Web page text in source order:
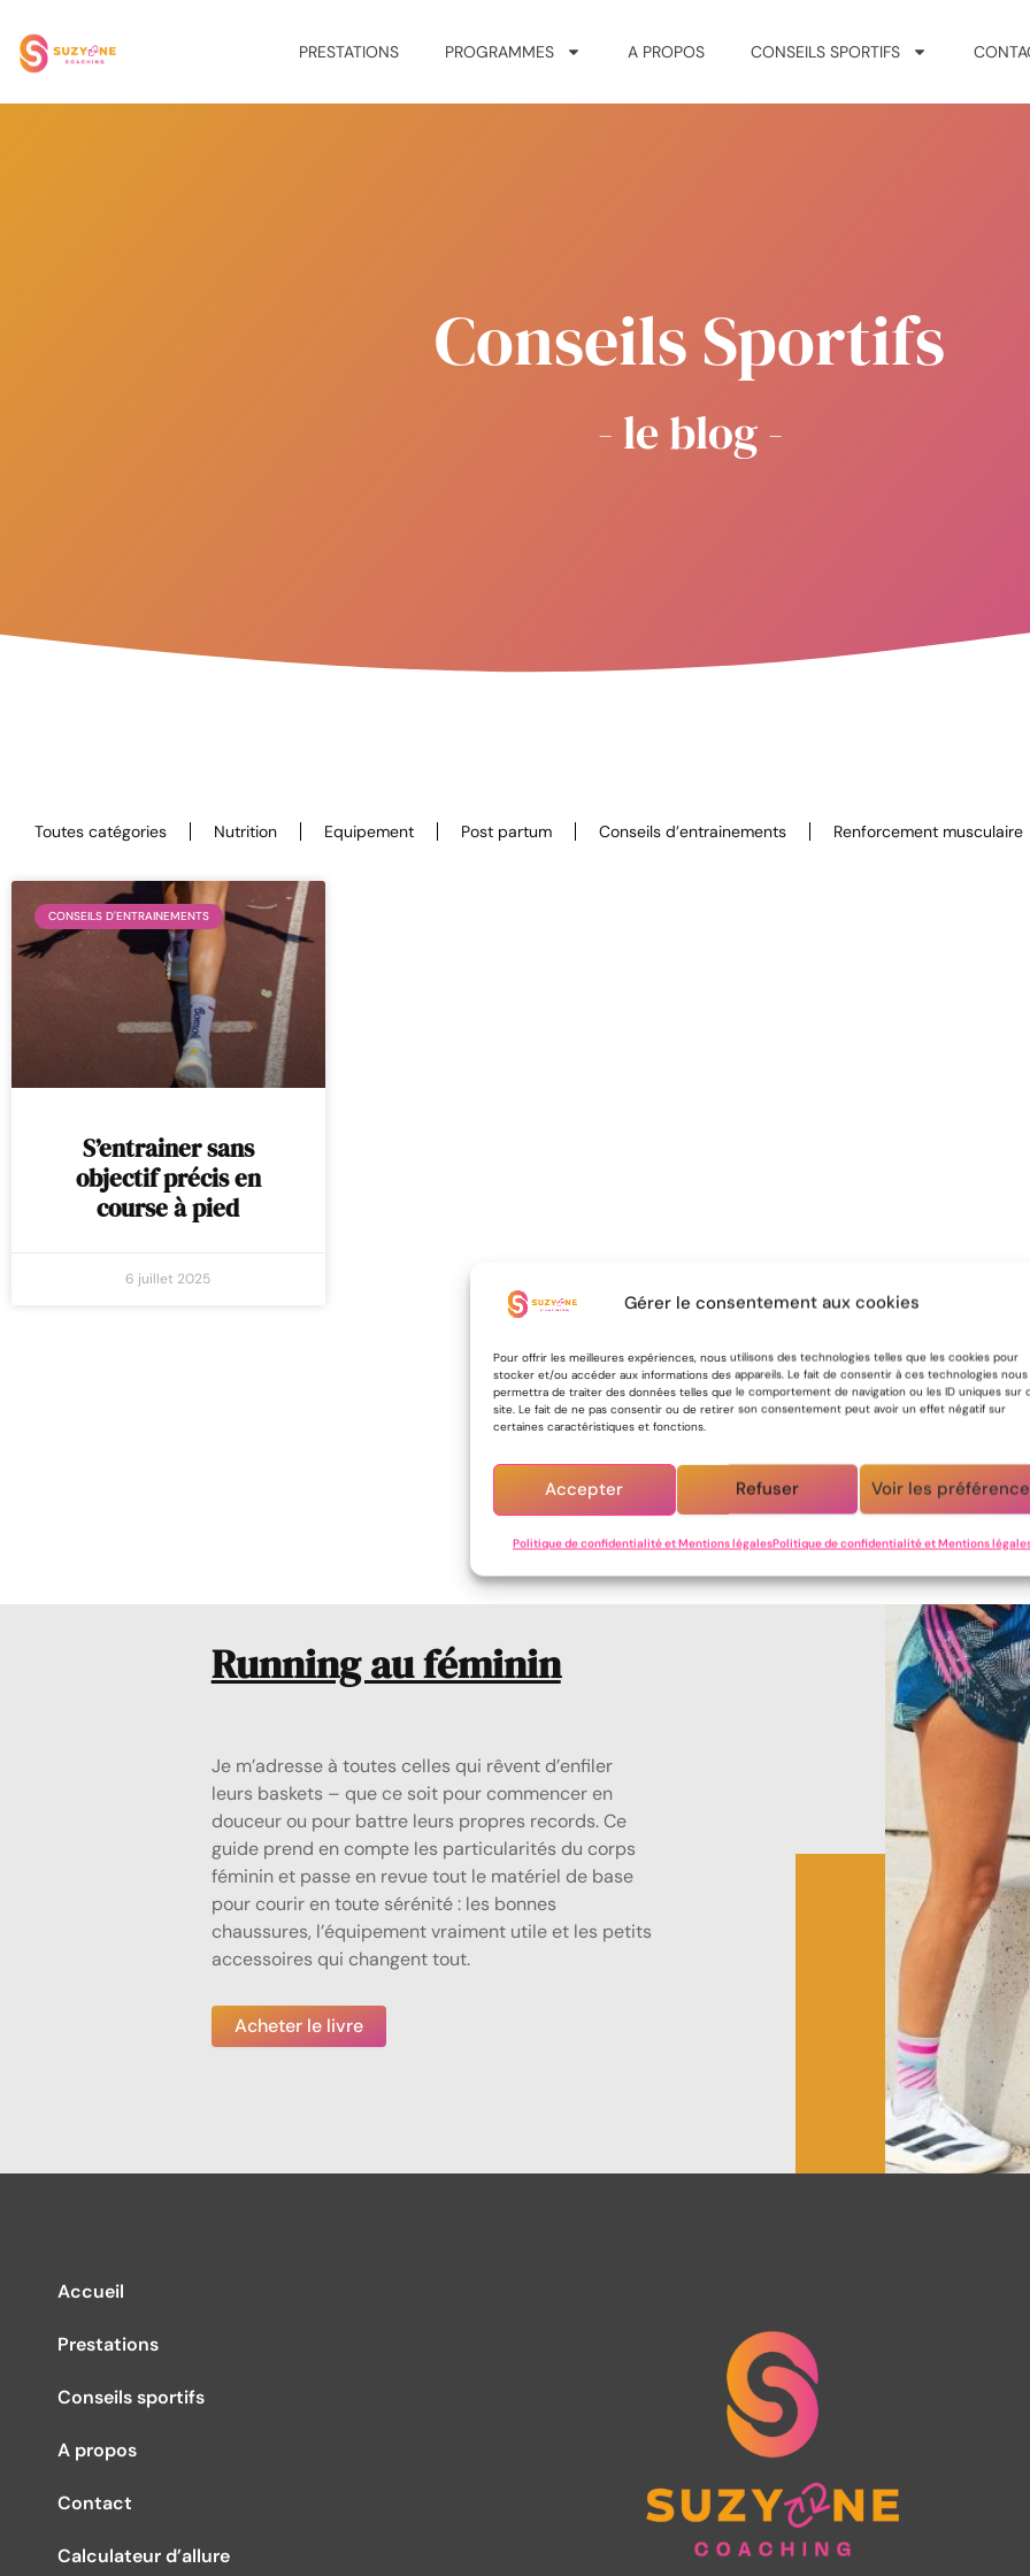
Gérer le consentement aux cookies
Pour offrir les meilleures expériences, nous utilisons des technologies telles que les cookies pour
stocker et/ou accéder aux informations des appareils. Le fait de consentir à ces technologies nous
permettra de traiter des données telles que le comportement de navigation ou les ID uniques sur
site. Le fait de ne pas consentir ou de retirer son consentement peut avoir un effet négatif sur
certaines caractéristiques et fonctions.
Accepter Refuser Voir les
Politique de confidentialité et Mentions légalesPolitique de confidentialité et Mentions
au
contenu
PRESTATIONS PROGRAMMES A PROPOS CONSEILS SPORTIFS
Conseils Sportifs
- le blog -
Toutes catégories Nutrition Equipement Post partum Conseils d’entrainements Renforcement musculaire
CONSEILS D'ENTRAINEMENTS
S’entrainer sans
objectif précis en
course à pied
6 juillet 2025
Running au féminin
Je m’adresse à toutes celles qui rêvent d’enfiler
leurs baskets – que ce soit pour commencer en
douceur ou pour battre leurs propres records. Ce
guide prend en compte les particularités du corps
féminin et passe en revue tout le matériel de base
pour courir en toute sérénité : les bonnes
chaussures, l’équipement vraiment utile et les petits
accessoires qui changent tout.
Acheter le livre
Accueil
Prestations
Conseils sportifs
A propos
Contact
Calculateur d’allure